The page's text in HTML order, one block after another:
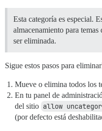
Esta categoría es especial.
almacenamiento para
ser eliminada.
Sigue estos pasos para
Mueve o elimina todos los
En tu panel de
del sitio allow
(por defecto está